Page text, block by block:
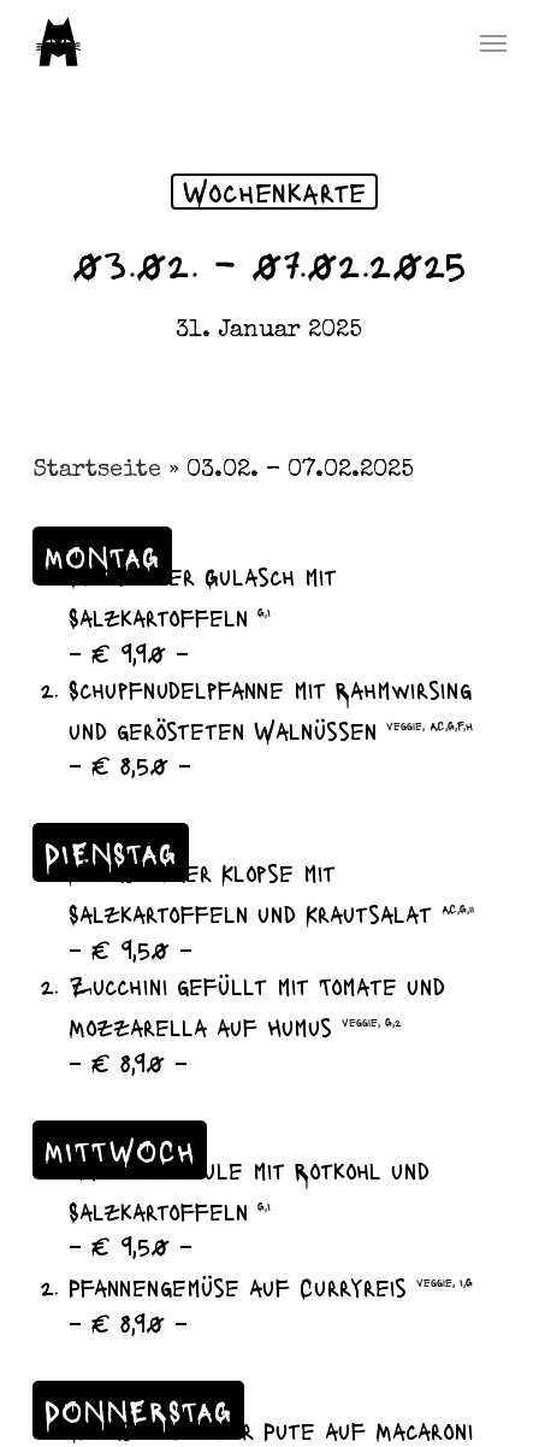
Skip
Wochenkarte
03.02. – 07.02.2025
31. Januar 2025
Startseite » 03.02. – 07.02.2025
MONTAG
Szegediner Gulasch mit
Salzkartoffeln
G,I
– € 9,90 –
Schupfnudelpfanne mit Rahmwirsing
und gerösteten Walnüssen
veggie, A,C,G,F,H
– € 8,50 –
DIENSTAG
Königsberger Klopse mit
Salzkartoffeln und Krautsalat
A,C,G,11
– € 9,50 –
Zucchini gefüllt mit Tomate und
Mozzarella auf Humus
veggie, G,2
– € 8,90 –
MITTWOCH
Hähnchenkeule mit Rotkohl und
Salzkartoffeln
G,I
– € 9,50 –
Pfannengemüse auf Curryreis
veggie, I,G
– € 8,90 –
DONNERSTAG
Gulasch von der Pute auf Macaroni